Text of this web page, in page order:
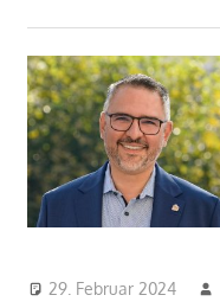
29. Februar 2024